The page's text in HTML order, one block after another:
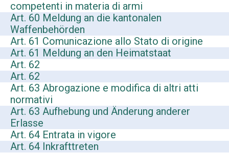
competenti in materia di armi
Art. 60 Meldung an die kantonalen
Waffenbehörden
Art. 61 Comunicazione allo Stato di origine
Art. 61 Meldung an den Heimatstaat
Art. 62
Art. 62
Art. 63 Abrogazione e modifica di altri atti
normativi
Art. 63 Aufhebung und Änderung anderer
Erlasse
Art. 64 Entrata in vigore
Art. 64 Inkrafttreten